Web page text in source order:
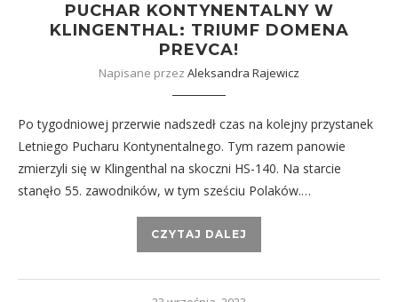
PUCHAR KONTYNENTALNY W
KLINGENTHAL: TRIUMF DOMENA
PREVCA!
Napisane przez Aleksandra Rajewicz
Po tygodniowej przerwie nadszedł czas na kolejny przystanek
Letniego Pucharu Kontynentalnego. Tym razem panowie
zmierzyli się w Klingenthal na skoczni HS-140. Na starcie
stanęło 55. zawodników, w tym sześciu Polaków.…
CZYTAJ DALEJ